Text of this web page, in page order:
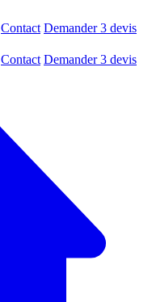
Contact Demander 3 devis
Contact Demander 3 devis